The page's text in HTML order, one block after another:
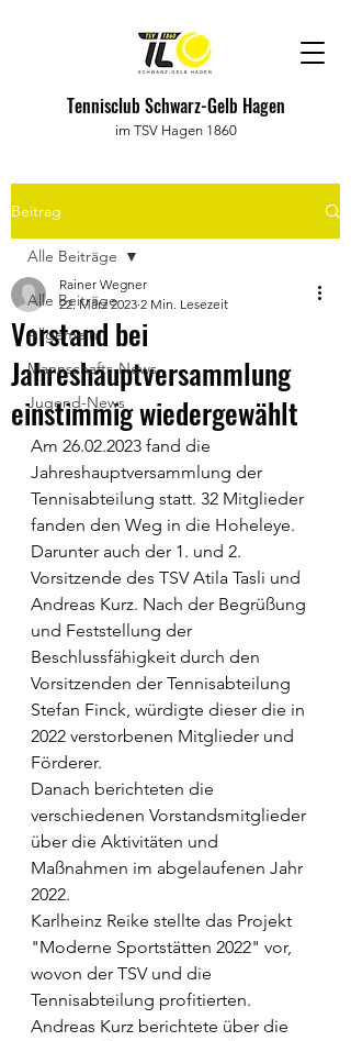
Tennisclub Schwarz-Gelb Hagen
im TSV Hagen 1860
Beitrag
Alle Beiträge
Allgemein
Mannschafts-News
Jugend-News
Alle Beiträge
Vorstand bei
Jahreshauptversammlung
einstimmig wiedergewählt
Rainer Wegner
22. März 2023 2 Min. Lesezeit
Am 26.02.2023 fand die
Jahreshauptversammlung der
Tennisabteilung statt. 32 Mitglieder
fanden den Weg in die Hoheleye.
Darunter auch der 1. und 2.
Vorsitzende des TSV Atila Tasli und
Andreas Kurz. Nach der Begrüßung
und Feststellung der
Beschlussfähigkeit durch den
Vorsitzenden der Tennisabteilung
Stefan Finck, würdigte dieser die in
2022 verstorbenen Mitglieder und
Förderer.
Danach berichteten die
verschiedenen Vorstandsmitglieder
über die Aktivitäten und
Maßnahmen im abgelaufenen Jahr
2022.
Karlheinz Reike stellte das Projekt
"Moderne Sportstätten 2022" vor,
wovon der TSV und die
Tennisabteilung profitierten.
Andreas Kurz berichtete über die